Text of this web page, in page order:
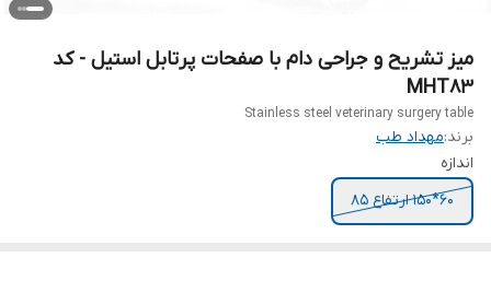
میز تشریح و جراحی دام با صفحات پرتابل استیل - کد
MHT83
Stainless steel veterinary surgery table
برند:مهداد طب
اندازه
60*150 ارتفاع 85